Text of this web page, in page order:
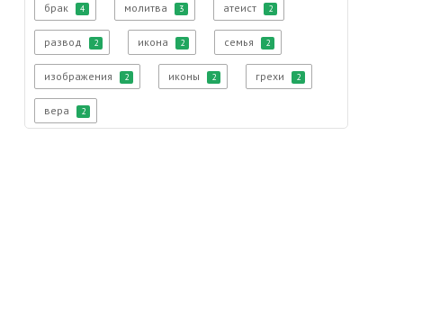
брак 4 молитва 3 атеист 2
развод 2 икона 2 семья 2
изображения 2 иконы 2 грехи 2
вера 2